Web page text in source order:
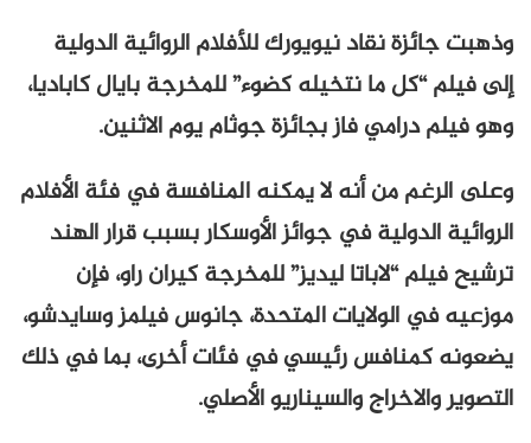
وذهبت جائزة نقاد نيويورك للأفلام الروائية الدولية
إلى فيلم “كل ما نتخيله كضوء” للمخرجة بايال كاباديا،
وهو فيلم درامي فاز بجائزة جوثام يوم الاثنين.
وعلى الرغم من أنه لا يمكنه المنافسة في فئة الأفلام
الروائية الدولية في جوائز الأوسكار بسبب قرار الهند
ترشيح فيلم “لاباتا ليديز” للمخرجة كيران راو، فإن
موزعيه في الولايات المتحدة، جانوس فيلمز وسايدشو،
يضعونه كمنافس رئيسي في فئات أخرى، بما في ذلك
التصوير والاخراج والسيناريو الأصلي.